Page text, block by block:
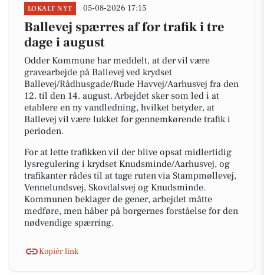
LOKALT NYT 05-08-2026 17:15
Ballevej spærres af for trafik i tre
dage i august
Odder Kommune har meddelt, at der vil være
gravearbejde på Ballevej ved krydset
Ballevej/Rådhusgade/Rude Havvej/Aarhusvej fra den
12. til den 14. august. Arbejdet sker som led i at
etablere en ny vandledning, hvilket betyder, at
Ballevej vil være lukket for gennemkørende trafik i
perioden.
For at lette trafikken vil der blive opsat midlertidig
lysregulering i krydset Knudsminde/Aarhusvej, og
trafikanter rådes til at tage ruten via Stampmøllevej,
Vennelundsvej, Skovdalsvej og Knudsminde.
Kommunen beklager de gener, arbejdet måtte
medføre, men håber på borgernes forståelse for den
nødvendige spærring.
Kopiér link